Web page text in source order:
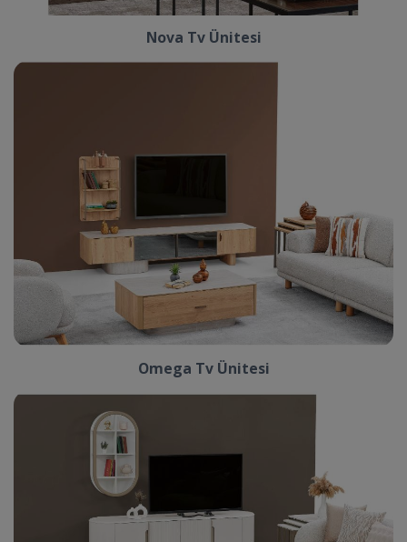
Nova Tv Ünitesi
Omega Tv Ünitesi